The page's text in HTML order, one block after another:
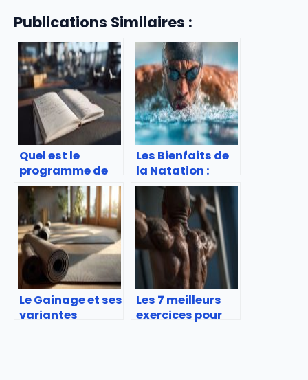
Publications Similaires :
Quel est le
programme de
musculation de
Tom Holland ?
Les Bienfaits de
la Natation :
Pourquoi Choisir
ce Sport avec un
Coach Sportif à
Paris et en Île-
de-France ?
Le Gainage et ses
variantes
Les 7 meilleurs
exercices pour